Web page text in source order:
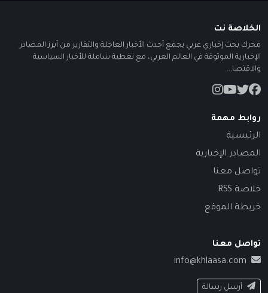
الخلاصة نت
محرك بحث إخباري عربي يجمع أحدث الأخبار العاجلة والتقارير من أبرز المصادر
الإخبارية الموثوقة في العالم العربي، مع تغطية شاملة للأخبار السياسية
والاقتصا...
روابط مهمة
الرئيسية
المصادر الإخبارية
تواصل معنا
خلاصة RSS
خريطة الموقع
تواصل معنا
info@khlaasa.com
أرسل رسالة